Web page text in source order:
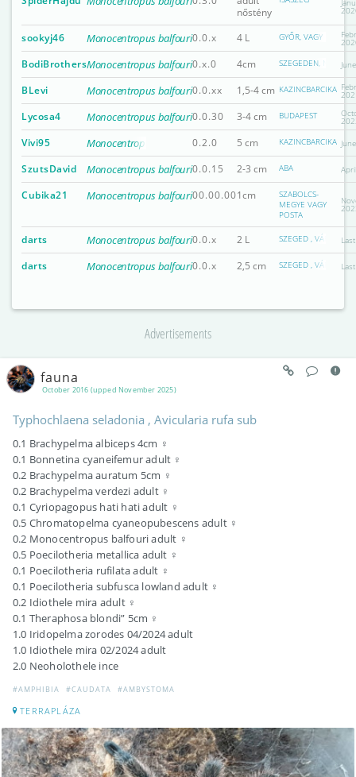
nőstény
sookyj46 Monocentropus balfouri0.0.x 4 L GYŐR, VAGY
BodiBrothersMonocentropus balfouri0.x.0 4cm SZEGEDEN, NÉHA
BLevi Monocentropus balfouri0.0.xx 1,5-4 cm KAZINCBARCIKA
Lycosa4 Monocentropus balfouri0.0.30 3-4 cm BUDAPEST
Vivi95 Monocentropus balfouri 0.2.0 5 cm KAZINCBARCIKA
SzutsDavid Monocentropus balfouri0.0.15 2-3 cm ABA
Cubika21 Monocentropus balfouri00.00.001cm
SZABOLCS-
MEGYE VAGY
POSTA
darts Monocentropus balfouri0.0.x 2 L SZEGED ,
darts Monocentropus balfouri0.0.x 2,5 cm SZEGED ,
Advertisements
October 2016 (upped November 2025)
fauna
Typhochlaena seladonia , Avicularia rufa sub
0.1 Brachypelma albiceps 4cm ♀
0.1 Bonnetina cyaneifemur adult ♀
0.2 Brachypelma auratum 5cm ♀
0.2 Brachypelma verdezi adult ♀
0.1 Cyriopagopus hati hati adult ♀
0.5 Chromatopelma cyaneopubescens adult ♀
0.2 Monocentropus balfouri adult ♀
0.5 Poecilotheria metallica adult ♀
0.1 Poecilotheria rufilata adult ♀
0.1 Poecilotheria subfusca lowland adult ♀
0.2 Idiothele mira adult ♀
0.1 Theraphosa blondi” 5cm ♀
1.0 Iridopelma zorodes 04/2024 adult
1.0 Idiothele mira 02/2024 adult
2.0 Neoholothele ince
#AMPHIBIA #CAUDATA #AMBYSTOMA
TERRAPLÁZA